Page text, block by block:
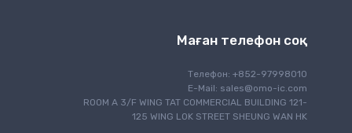
Маған телефон соқ
Телефон: +852-97998010
E-Mail: sales@omo-ic.com
ROOM A 3/F WING TAT COMMERCIAL BUILDING 121-
125 WING LOK STREET SHEUNG WAN HK